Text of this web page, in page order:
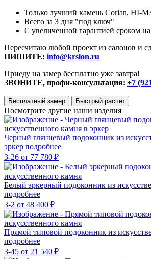
Только лучший камень Corian, HI-
Всего за 3 дня "под ключ"
С увеличенной гарантией сроком на
Пересчитаю любой проект из салонов и
ПИШИТЕ: info@krslon.ru
Приеду на замер бесплатно уже завтра!
ЗВОНИТЕ, профи-консультация: +7
Бесплатный замер Быстрый расчёт
Посмотрите другие наши изделия
Черный глянцевый подоконник из
эркер подробнее
3-26 от 77 780 ₽
Белый эркерный подоконник из
подробнее
3-2 от 48 400 ₽
Прямой типовой подоконник из
подробнее
3-45 от 21 540 ₽